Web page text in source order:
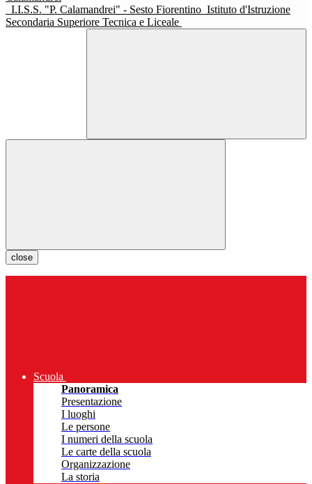
I.I.S.S. "P. Calamandrei" - Sesto Fiorentino Istituto d'Istruzione
Secondaria Superiore Tecnica e Liceale
close
Scuola
Panoramica
Presentazione
I luoghi
Le persone
I numeri della scuola
Le carte della scuola
Organizzazione
La storia